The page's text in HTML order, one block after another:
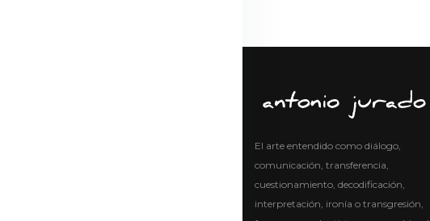
El arte entendido como diálogo,
comunicación, transferencia,
cuestionamiento, decodificación,
interpretación, ironía o transgresión,